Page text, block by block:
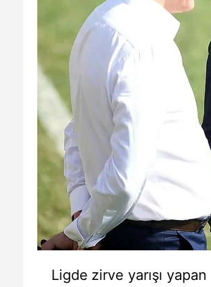
Ligde zirve yarışı yapan